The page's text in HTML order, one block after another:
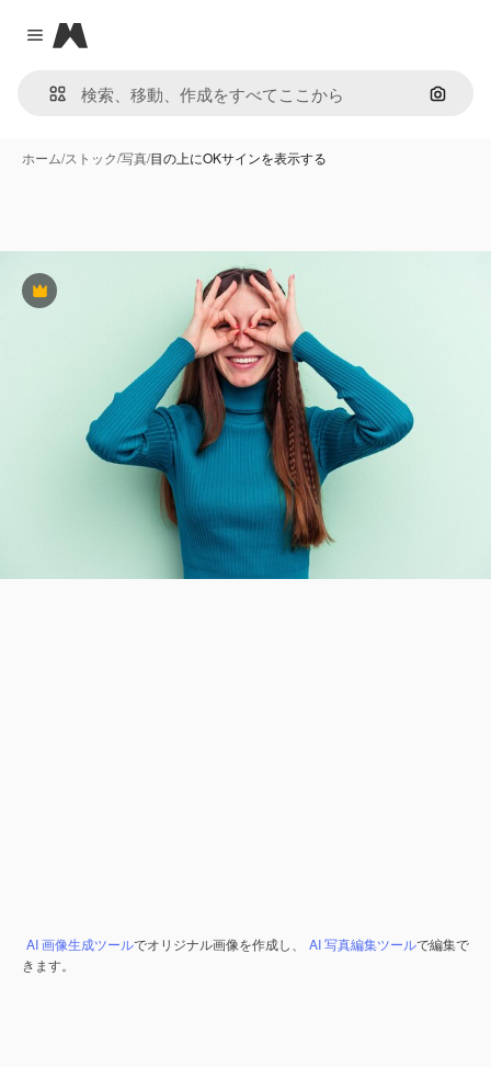
Close menu
Magnific
画像で
ホーム/ストック/写真/目の上にOKサインを表示する
Premium
AI 画像生成ツールでオリジナル画像を作成し、 AI 写真編集ツールで編集で
きます。